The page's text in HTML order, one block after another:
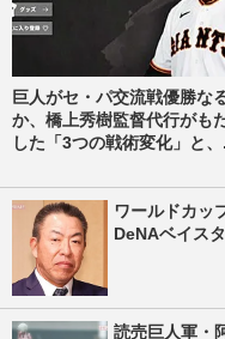
巨人がセ・パ交流戦優勝な
か、橋上秀樹監督代行がも
した「3つの戦術変化」と
ワールドカッ
DeNAベイス
読売巨人軍・